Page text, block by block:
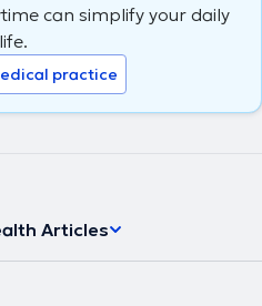
can simplify your daily
life.
practice
Articles